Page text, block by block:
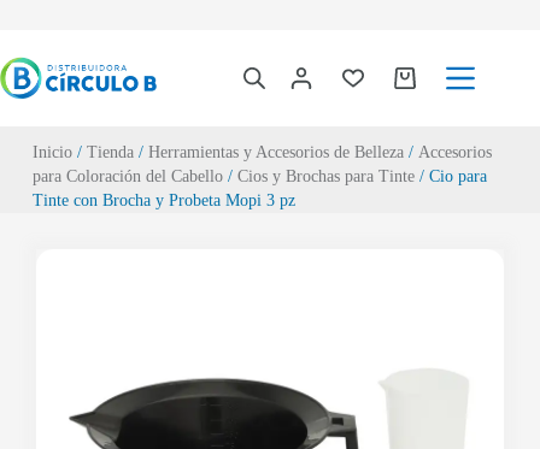
Inicio/ Tienda/ Herramientas y Accesorios de Belleza/ Accesorios
para Coloración del Cabello/ Cios y Brochas para Tinte/ Cio para
Tinte con Brocha y Probeta Mopi 3 pz